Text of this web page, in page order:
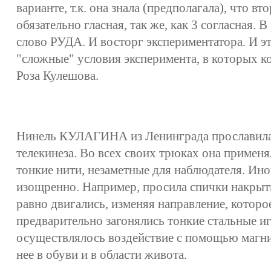
варианте, т.к. она знала (предполагала), что
обязательно гласная, так же, как 3 согласная.
слово РУДА. И восторг экспериментатора. И
"сложные" условия эксперимента, в которых
Роза Кулешова.
Нинель КУЛАГИНА из Ленинграда
телекинеза. Во всех своих трюках она
тонкие нити, незаметные для наблюдателя.
изощренно. Например, просила спички
равно двигались, изменяя направление,
предварительно загонялись тонкие стальные
осуществлялось воздействие с помощью
нее в обуви и в области живота.